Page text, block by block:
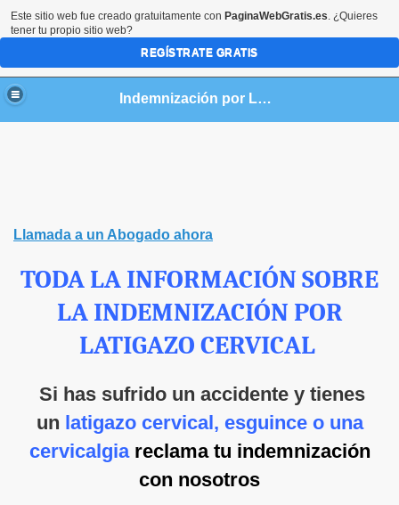
Indemnización por Latigazo y Esguince Cervical
Llamada a un Abogado ahora
TODA LA INFORMACIÓN SOBRE
LA INDEMNIZACIÓN POR
LATIGAZO CERVICAL
Si has sufrido un accidente y tienes
un latigazo cervical, esguince o una
cervicalgia reclama tu indemnización
con nosotros
Este sitio web fue creado gratuitamente con PaginaWebGratis.es. ¿Quieres
tener tu propio sitio web?
REGÍSTRATE GRATIS